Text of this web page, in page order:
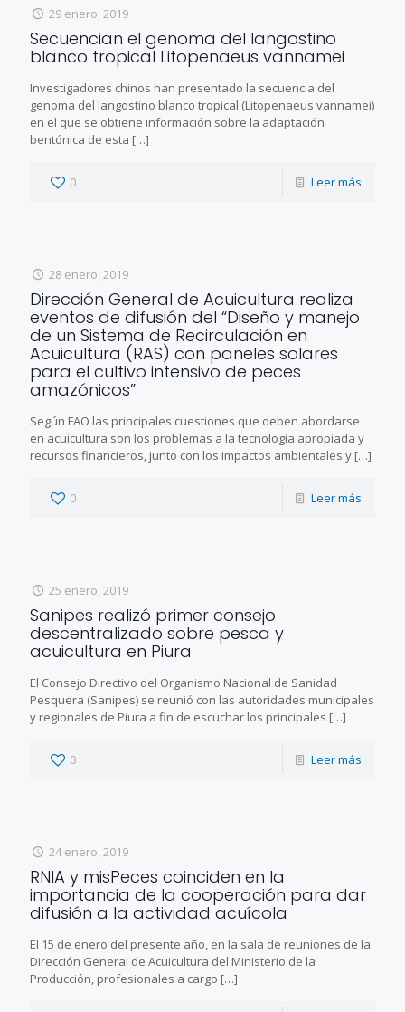
29 enero, 2019
Secuencian el genoma del langostino
blanco tropical Litopenaeus vannamei
Investigadores chinos han presentado la secuencia del
genoma del langostino blanco tropical (Litopenaeus vannamei)
en el que se obtiene información sobre la adaptación
bentónica de esta […]
0 Leer más
28 enero, 2019
Dirección General de Acuicultura realiza
eventos de difusión del “Diseño y manejo
de un Sistema de Recirculación en
Acuicultura (RAS) con paneles solares
para el cultivo intensivo de peces
amazónicos”
Según FAO las principales cuestiones que deben abordarse
en acuicultura son los problemas a la tecnología apropiada y
recursos financieros, junto con los impactos ambientales y […]
0 Leer más
25 enero, 2019
Sanipes realizó primer consejo
descentralizado sobre pesca y
acuicultura en Piura
El Consejo Directivo del Organismo Nacional de Sanidad
Pesquera (Sanipes) se reunió con las autoridades municipales
y regionales de Piura a fin de escuchar los principales […]
0 Leer más
24 enero, 2019
RNIA y misPeces coinciden en la
importancia de la cooperación para dar
difusión a la actividad acuícola
El 15 de enero del presente año, en la sala de reuniones de la
Dirección General de Acuicultura del Ministerio de la
Producción, profesionales a cargo […]